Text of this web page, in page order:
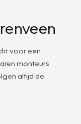
voor een
monteurs
altijd de